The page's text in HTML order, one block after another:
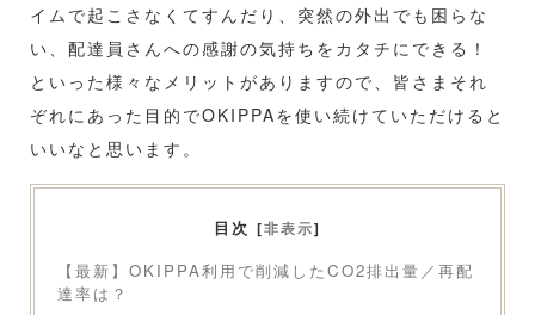
イムで起こさなくてすんだり、突然の外出でも困らな
い、配達員さんへの感謝の気持ちをカタチにできる！
といった様々なメリットがありますので、皆さまそれ
ぞれにあった目的でOKIPPAを使い続けていただけると
いいなと思います。
目次 [非表示]
【最新】OKIPPA利用で削減したCO2排出量／再配
達率は？